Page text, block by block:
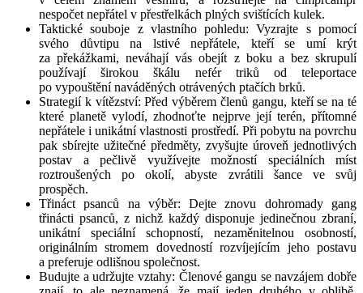
nespočet nepřátel v přestřelkách plných svištících kulek.
Taktické souboje z vlastního pohledu: Vyzrajte s pomocí
svého důvtipu na lstivé nepřátele, kteří se umí krýt
za překážkami, neváhají vás obejít z boku a bez skrupulí
používají širokou škálu nefér triků od teleportace
po vypouštění naváděných otrávených ptačích brků.
Strategií k vítězství: Před výběrem členů gangu, kteří se na té
které planetě vylodí, zhodnoťte nejprve její terén, přítomné
nepřátele i unikátní vlastnosti prostředí. Při pobytu na povrchu
pak sbírejte užitečné předměty, zvyšujte úroveň jednotlivých
postav a pečlivě využívejte možností speciálních míst
roztroušených po okolí, abyste zvrátili šance ve svůj
prospěch.
Třináct psanců na výběr: Dejte znovu dohromady gang
třinácti psanců, z nichž každý disponuje jedinečnou zbraní,
unikátní speciální schopností, nezaměnitelnou osobností,
originálním stromem dovedností rozvíjejícím jeho postavu
a preferuje odlišnou společnost.
Budujte a udržujte vztahy: Členové gangu se navzájem dobře